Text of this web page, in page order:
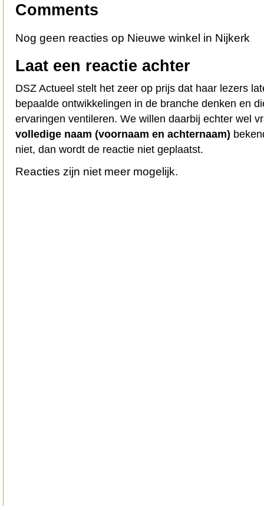
Comments
Nog geen reacties op Nieuwe winkel in Nijkerk
Laat een reactie achter
DSZ Actueel stelt het zeer op prijs dat haar lezers
bepaalde ontwikkelingen in de branche denken en
ervaringen ventileren. We willen daarbij echter wel
volledige naam (voornaam en achternaam)
niet, dan wordt de reactie niet geplaatst.
Reacties zijn niet meer mogelijk.